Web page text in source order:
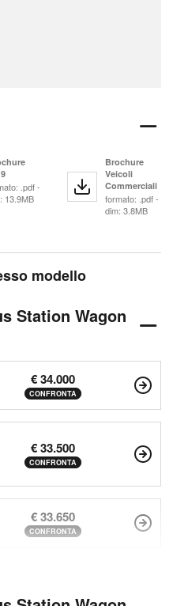
.pdf -
13.9MB
Brochure
Veicoli
Commerciali
formato: .pdf -
dim: 3.8MB
modello
Station Wagon
€ 34.000
CONFRONTA
€ 33.500
CONFRONTA
€ 33.650
CONFRONTA